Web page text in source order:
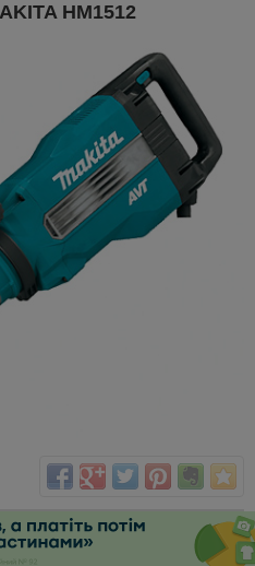
HM1512